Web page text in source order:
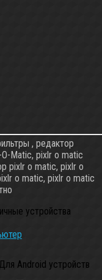
, редактор
Matic, pixlr o matic
pixlr o matic, pixlr o
o matic, pixlr o matic
устройства
Для Android устройств